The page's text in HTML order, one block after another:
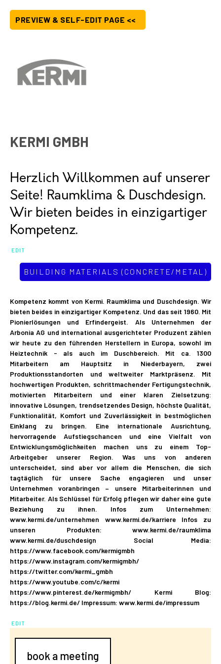
PREVIEW & SELF-EDIT PAGE <<
KERMI GMBH
Herzlich Willkommen auf unserer
Seite! Raumklima & Duschdesign.
Wir bieten beides in einzigartiger
Kompetenz.
EDIT
BUILDING MATERIALS (CONCRETE/METAL)
Kompetenz kommt von Kermi. Raumklima und Duschdesign. Wir
bieten beides in einzigartiger Kompetenz. Und das seit 1960. Mit
Pionierlösungen und Erfindergeist. Als Unternehmen der
Arbonia AG und international ausgerichteter Produzent zählen
wir heute zu den führenden Herstellern in Europa, sowohl im
Heiztechnik - als auch im Duschbereich. Mit ca. 1300
Mitarbeitern am Hauptsitz in Niederbayern, zwei
Produktionsstandorten und weltweiter Marktpräsenz. Mit
hochwertigen Produkten, schrittmachender Fertigungstechnik,
motivierten Mitarbeitern und einer klaren Zielsetzung:
innovative Lösungen, trendsetzendes Design, höchste Qualität,
Funktionalität, Komfort und Zuverlässigkeit in bestmöglichen
Einklang zu bringen. Eine internationale Ausrichtung,
hervorragende Aufstiegschancen und eine Vielfalt von
Entwicklungsmöglichkeiten machen uns zu einem Top-
Arbeitgeber unserer Region. Was uns von anderen
unterscheidet, sind aber vor allem die Menschen, die sich
tagtäglich für unsere Sache engagieren und unser
Unternehmen voranbringen – unsere Mitarbeiterinnen und
Mitarbeiter. Als Schlüssel für Erfolg pflegen wir daher eine gute
Beziehung zu ihnen. Infos zum Unternehmen:
www.kermi.de/unternehmen www.kermi.de/karriere Infos zu
unseren Produkten: www.kermi.de/raumklima
www.kermi.de/duschdesign Social Media:
https://www.facebook.com/kermigmbh
https://www.instagram.com/kermigmbh/
https://twitter.com/kermi_gmbh
https://www.youtube.com/c/kermi
https://www.pinterest.de/kermigmbh/ Kermi Blog:
https://blog.kermi.de/ Impressum: www.kermi.de/impressum
EDIT
book a meeting